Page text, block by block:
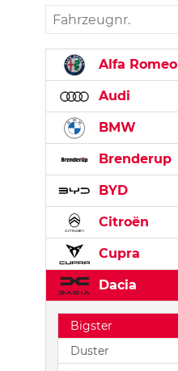
Fahrzeugnr.
Alfa Romeo
Audi
BMW
Brenderup
BYD
Citroën
Cupra
Dacia
Bigster
Duster